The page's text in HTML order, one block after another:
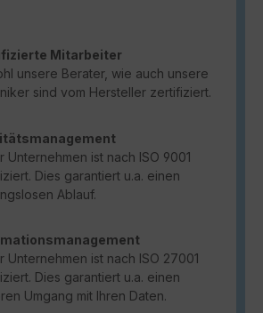
Mitarbeiter
unsere Berater, wie auch unsere
sind vom Hersteller zertifiziert.
Unternehmen ist nach ISO 9001
Dies garantiert u.a. einen
Ablauf.
Unternehmen ist nach ISO 27001
Dies garantiert u.a. einen
Umgang mit Ihren Daten.